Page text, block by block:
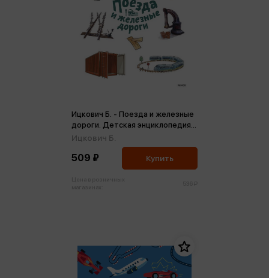
Ицкович Б. - Поезда и железные
дороги. Детская энциклопедия
(м)
Ицкович Б.
509 ₽ Купить